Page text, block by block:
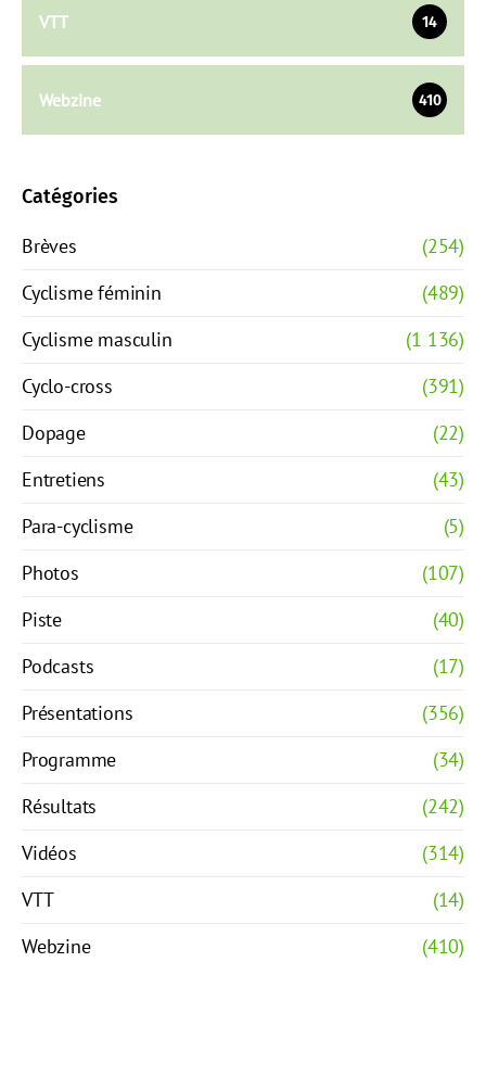
VTT 14
Webzine 410
Catégories
Brèves
(254)
Cyclisme féminin
(489)
Cyclisme masculin
(1 136)
Cyclo-cross
(391)
Dopage
(22)
Entretiens
(43)
Para-cyclisme
(5)
Photos
(107)
Piste
(40)
Podcasts
(17)
Présentations
(356)
Programme
(34)
Résultats
(242)
Vidéos
(314)
VTT
(14)
Webzine
(410)